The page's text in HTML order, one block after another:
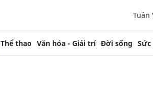
Tuần
Thể thao Văn hóa - Giải trí Đời sống